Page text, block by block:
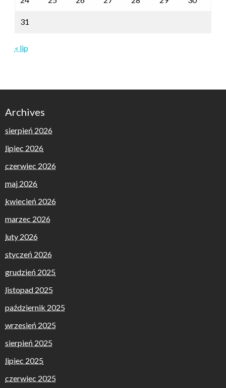
31
« lip
Archives
sierpień 2026
lipiec 2026
czerwiec 2026
maj 2026
kwiecień 2026
marzec 2026
luty 2026
styczeń 2026
grudzień 2025
listopad 2025
październik 2025
wrzesień 2025
sierpień 2025
lipiec 2025
czerwiec 2025